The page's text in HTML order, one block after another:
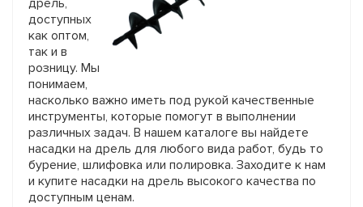
дрель,
доступных
как оптом,
так и в
розницу. Мы
понимаем,
насколько важно иметь под рукой качественные
инструменты, которые помогут в выполнении
различных задач. В нашем каталоге вы найдете
насадки на дрель для любого вида работ, будь то
бурение, шлифовка или полировка. Заходите к нам
и купите насадки на дрель высокого качества по
доступным ценам.